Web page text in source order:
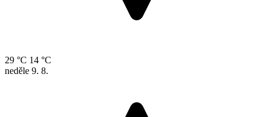
29 °C 14 °C
neděle 9. 8.